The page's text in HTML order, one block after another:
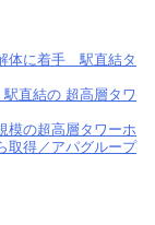
体に着手 駅直結タ
直結の 超高層タワ
模の超高層タワーホ
取得／アパグループ